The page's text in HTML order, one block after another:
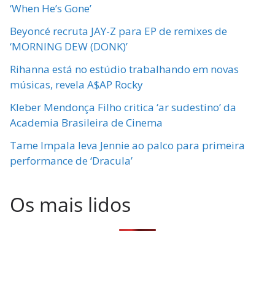
‘When He’s Gone’
Beyoncé recruta JAY-Z para EP de remixes de
‘MORNING DEW (DONK)’
Rihanna está no estúdio trabalhando em novas
músicas, revela A$AP Rocky
Kleber Mendonça Filho critica ‘ar sudestino’ da
Academia Brasileira de Cinema
Tame Impala leva Jennie ao palco para primeira
performance de ‘Dracula’
Os mais lidos